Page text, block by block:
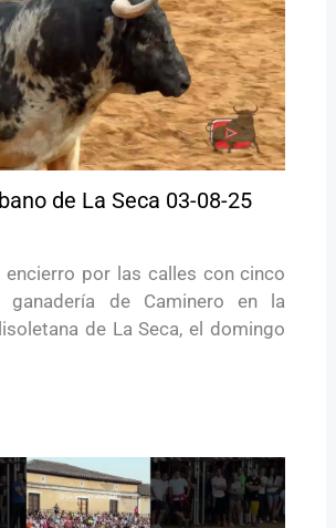
de La Seca 03-08-25
encierro por las calles con cinco
de Caminero en la
de La Seca, el domingo